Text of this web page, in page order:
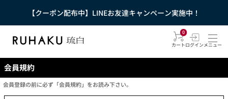
【クーポン配布中】LINEお友達キャンペーン実施中！
0
カートログインメニュー
会員規約
会員登録の前に必ず「会員規約」をお読み下さい。